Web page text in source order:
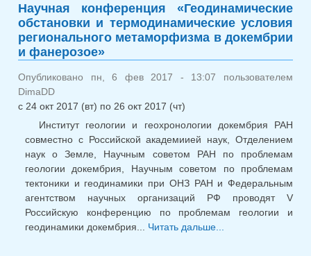
Научная конференция «Геодинамические
обстановки и термодинамические условия
регионального метаморфизма в докембрии
и фанерозое»
Опубликовано пн, 6 фев 2017 - 13:07 пользователем
DimaDD
с 24 окт 2017 (вт) по 26 окт 2017 (чт)
Институт геологии и геохронологии докембрия РАН
совместно с Российской академиией наук, Отделением
наук о Земле, Научным советом РАН по проблемам
геологии докембрия, Научным советом по проблемам
тектоники и геодинамики при ОНЗ РАН и Федеральным
агентством научных организаций РФ проводят V
Российскую конференцию по проблемам геологии и
геодинамики докембрия... Читать дальше...